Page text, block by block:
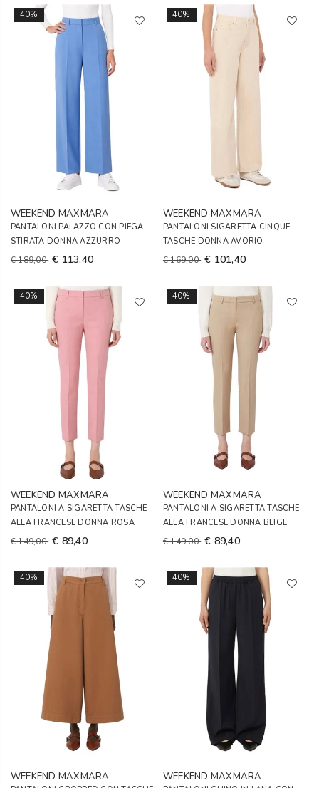
40%
WEEKEND MAXMARA
PANTALONI PALAZZO CON PIEGA
STIRATA DONNA AZZURRO
€ 189,00 € 113,40
40%
WEEKEND MAXMARA
PANTALONI SIGARETTA CINQUE
TASCHE DONNA AVORIO
€ 169,00 € 101,40
40%
WEEKEND MAXMARA
PANTALONI A SIGARETTA TASCHE
ALLA FRANCESE DONNA ROSA
€ 149,00 € 89,40
40%
WEEKEND MAXMARA
PANTALONI A SIGARETTA TASCHE
ALLA FRANCESE DONNA BEIGE
€ 149,00 € 89,40
40%
WEEKEND MAXMARA
40%
WEEKEND MAXMARA